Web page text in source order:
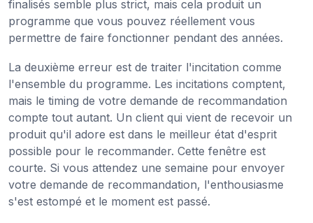
finalisés semble plus strict, mais cela produit un
programme que vous pouvez réellement vous
permettre de faire fonctionner pendant des années.
La deuxième erreur est de traiter l'incitation comme
l'ensemble du programme. Les incitations comptent,
mais le timing de votre demande de recommandation
compte tout autant. Un client qui vient de recevoir un
produit qu'il adore est dans le meilleur état d'esprit
possible pour le recommander. Cette fenêtre est
courte. Si vous attendez une semaine pour envoyer
votre demande de recommandation, l'enthousiasme
s'est estompé et le moment est passé.